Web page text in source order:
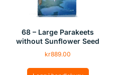
68 – Large Parakeets
without Sunflower Seed
kr889.00